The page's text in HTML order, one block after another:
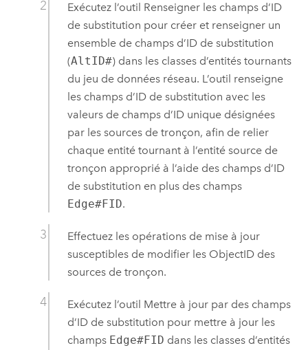
Exécutez l’outil Renseigner les champs d’ID
de substitution pour créer et renseigner un
ensemble de champs d’ID de substitution
(AltID#) dans les classes d’entités tournants
du jeu de données réseau. L’outil renseigne
les champs d’ID de substitution avec les
valeurs de champs d’ID unique désignées
par les sources de tronçon, afin de relier
chaque entité tournant à l’entité source de
tronçon approprié à l’aide des champs d’ID
de substitution en plus des champs
Edge#FID.
Effectuez les opérations de mise à jour
susceptibles de modifier les ObjectID des
sources de tronçon.
Exécutez l’outil Mettre à jour par des champs
d’ID de substitution pour mettre à jour les
champs Edge#FID dans les classes d’entités